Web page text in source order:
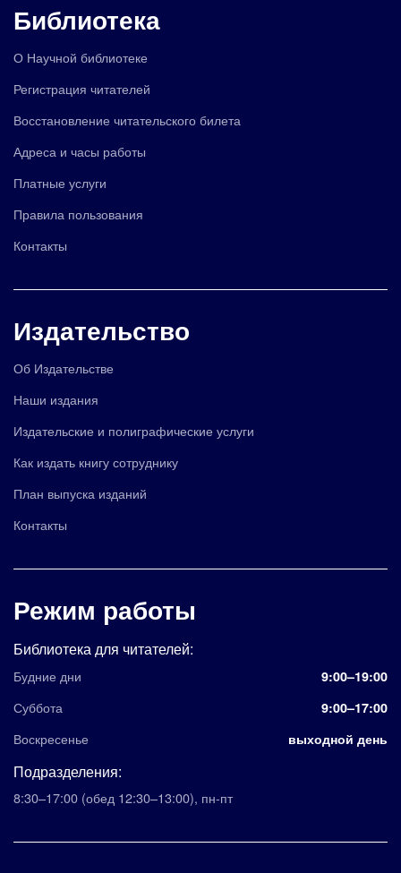
Библиотека
О Научной библиотеке
Регистрация читателей
Восстановление читательского билета
Адреса и часы работы
Платные услуги
Правила пользования
Контакты
Издательство
Об Издательстве
Наши издания
Издательские и полиграфические услуги
Как издать книгу сотруднику
План выпуска изданий
Контакты
Режим работы
Библиотека для читателей:
Будние дни 9:00–19:00
Суббота 9:00–17:00
Воскресенье выходной день
Подразделения:
8:30–17:00 (обед 12:30–13:00), пн-пт